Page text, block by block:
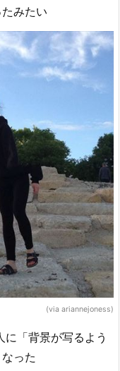
みたい
(via ariannejoness)
「背景が写るよう
った